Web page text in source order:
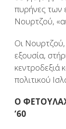
πυρήνες των
Νουρτζού,
Οι
εξουσία,
κεντροδεξιά
πολιτικού
Ο
‘60